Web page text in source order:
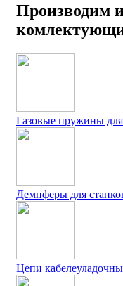
Производим
Газовые пружины для
Демпферы для
Цепи